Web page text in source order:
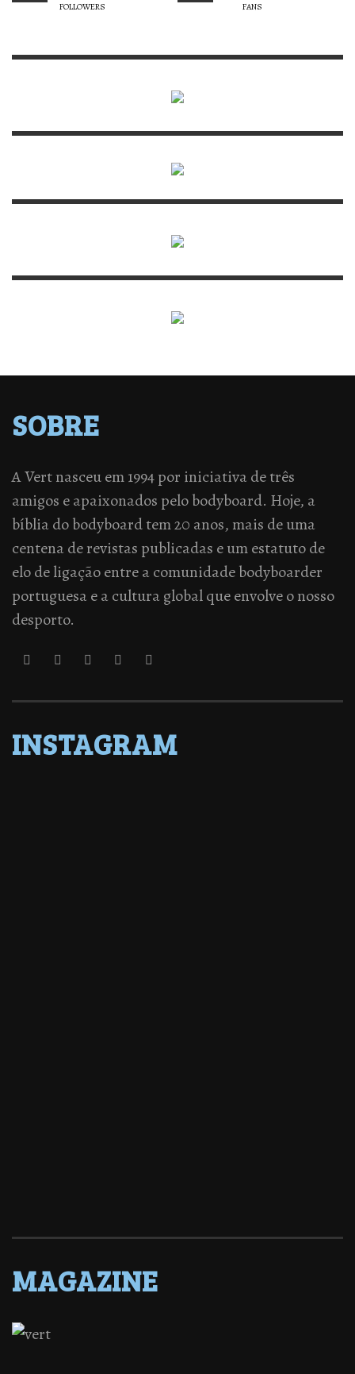
FOLLOWERS FANS
SOBRE
A Vert nasceu em 1994 por iniciativa de três
amigos e apaixonados pelo bodyboard. Hoje, a
bíblia do bodyboard tem 20 anos, mais de uma
centena de revistas publicadas e um estatuto de
elo de ligação entre a comunidade bodyboarder
portuguesa e a cultura global que envolve o nosso
desporto.
INSTAGRAM
MAGAZINE